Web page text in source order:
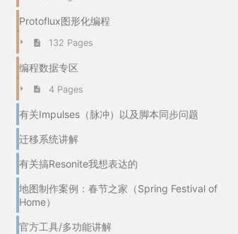
Protoflux图形化编程
132 Pages
编程数据专区
4 Pages
有关Impulses（脉冲）以及脚本同步问题
迁移系统讲解
有关搞Resonite我想表达的
地图制作案例：春节之家（Spring Festival of
Home）
官方工具/多功能讲解